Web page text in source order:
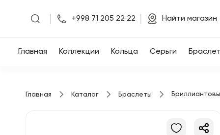
Главная
+998 71 205 22 22 Найти магазин
Главная Коллекции Кольца Серьги
Главная Каталог Браслеты